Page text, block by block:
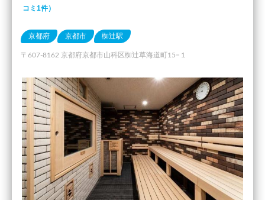
コミ1件）
京都府 京都市 椥辻駅
〒607-8162 京都府京都市山科区椥辻草海道町15−１